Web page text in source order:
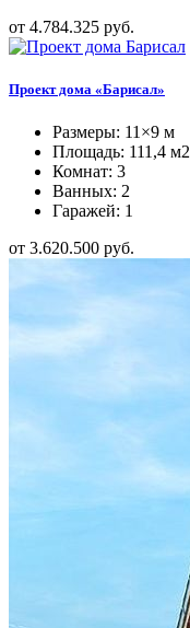
от 4.784.325 руб.
Проект дома «Барисал»
Размеры: 11×9 м
Площадь: 111,4 м2
Комнат: 3
Ванных: 2
Гаражей: 1
от 3.620.500 руб.